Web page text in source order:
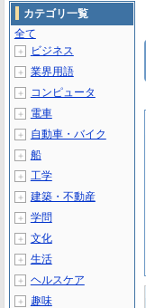
カテゴリ一覧
全て
＋ ビジネス
＋ 業界用語
＋ コンピュータ
＋ 電車
＋ 自動車・バイク
＋ 船
＋ 工学
＋ 建築・不動産
＋ 学問
＋ 文化
＋ 生活
＋ ヘルスケア
＋ 趣味